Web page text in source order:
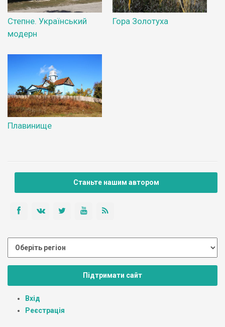
Степне. Український
модерн
Гора Золотуха
Плавинище
Станьте нашим автором
Підтримати сайт
Вхід
Реєстрація